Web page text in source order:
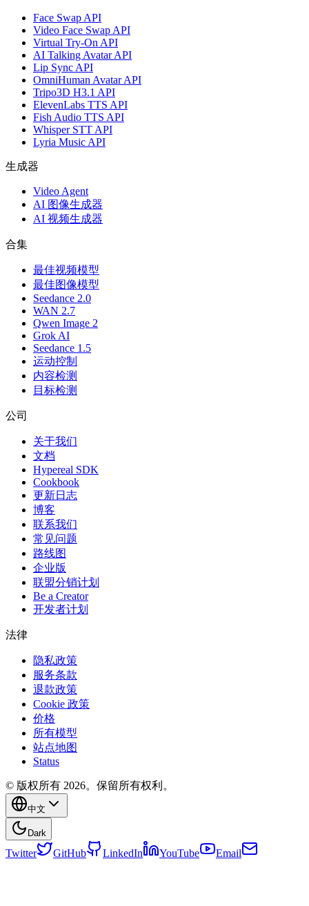
Face Swap API
Video Face Swap API
Virtual Try-On API
AI Talking Avatar API
Lip Sync API
OmniHuman Avatar API
Tripo3D H3.1 API
ElevenLabs TTS API
Fish Audio TTS API
Whisper STT API
Lyria Music API
生成器
Video Agent
AI 图像生成器
AI 视频生成器
合集
最佳视频模型
最佳图像模型
Seedance 2.0
WAN 2.7
Qwen Image 2
Grok AI
Seedance 1.5
运动控制
内容检测
目标检测
公司
关于我们
文档
Hypereal SDK
Cookbook
更新日志
博客
联系我们
常见问题
路线图
企业版
联盟分销计划
Be a Creator
开发者计划
法律
隐私政策
服务条款
退款政策
Cookie 政策
价格
所有模型
站点地图
Status
© 版权所有 2026。保留所有权利。
中文
Dark
Twitter GitHub LinkedIn YouTube Email